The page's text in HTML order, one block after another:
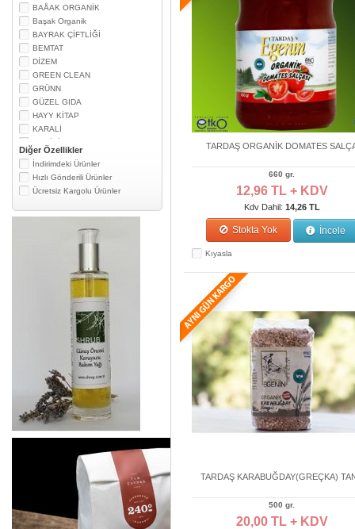
BAÅAK ORGANİK
Başak Organik
BAYRAK ÇİFTLİĞİ
BEMTAT
DİZEM
GREEN CLEAN
GRÜNN
GÜZEL GIDA
HAYY KİTAP
KARALİ
NURTURE MY BODY
SANTE
SAPİENTİE
SAZLICA
SHRUB
Diğer Özellikler
İndirimdeki Ürünler
Hızlı Gönderili Ürünler
Ücretsiz Kargolu Ürünler
TARDAŞ ORGANİK DOMATES
660 gr.
12,96 TL + KDV
Kdv Dahil: 14,26 TL
Stokta Yok İncele
Kıyasla
TARDAŞ KARABUĞDAY(GREÇKA)
500 gr.
20,00 TL + KDV